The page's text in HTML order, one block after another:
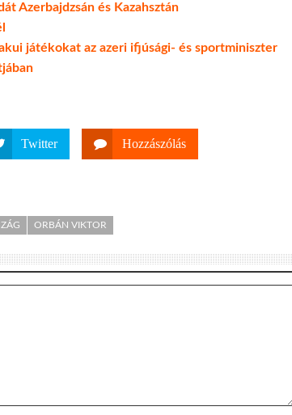
Azerbajdzsán és Kazahsztán
játékokat az azeri ifjúsági- és sportminiszter
Twitter Hozzászólás
ORBÁN VIKTOR